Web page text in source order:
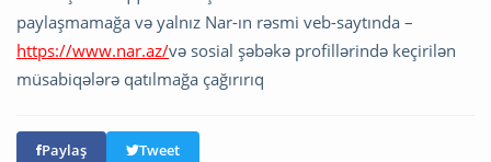
paylaşmamağa və yalnız Nar-ın rəsmi veb-saytında –
https://www.nar.az/və sosial şəbəkə profillərində keçirilən
müsabiqələrə qatılmağa çağırırıq
Paylaş Tweet